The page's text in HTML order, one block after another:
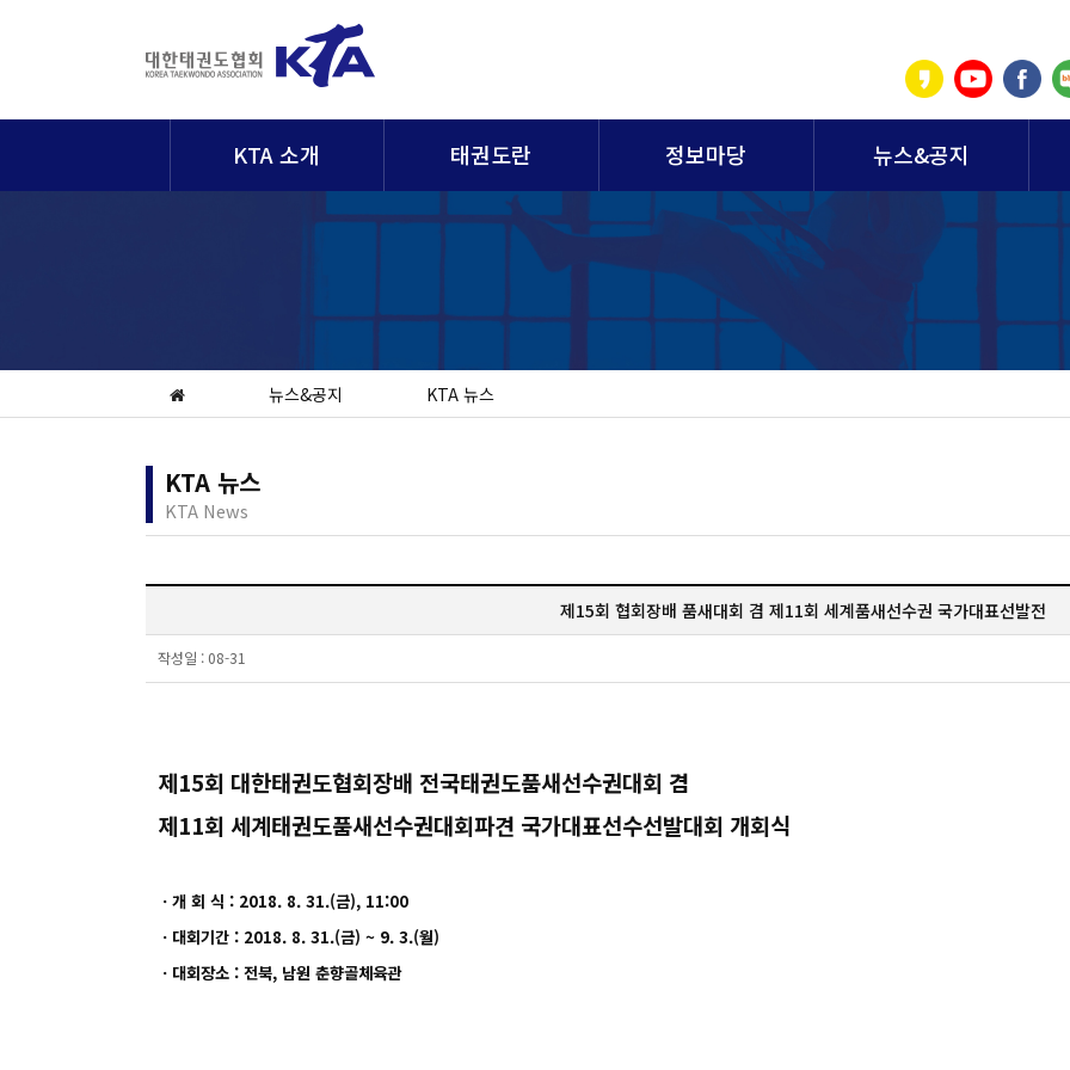
KTA 소개 태권도란 정보마당 뉴스&공지
뉴스&공지 KTA 뉴스
KTA 뉴스
KTA News
제15회 협회장배 품새대회 겸 제11회 세계품새선수권 국가대표선발전
작성일 : 08-31
제15회 대한태권도협회장배 전국태권도품새선수권대회 겸
제11회 세계태권도품새선수권대회파견 국가대표선수선발대회 개회식
ㆍ개 회 식 : 2018. 8. 31.(금), 11:00
ㆍ대회기간 : 2018. 8. 31.(금) ~ 9. 3.(월)
ㆍ대회장소 : 전북, 남원 춘향골체육관